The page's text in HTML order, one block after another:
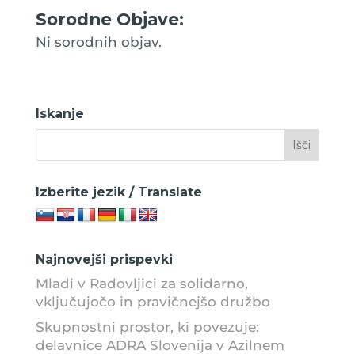
Sorodne Objave:
Ni sorodnih objav.
Iskanje
Izberite jezik / Translate
Najnovejši prispevki
Mladi v Radovljici za solidarno,
vključujočo in pravičnejšo družbo
Skupnostni prostor, ki povezuje:
delavnice ADRA Slovenija v Azilnem